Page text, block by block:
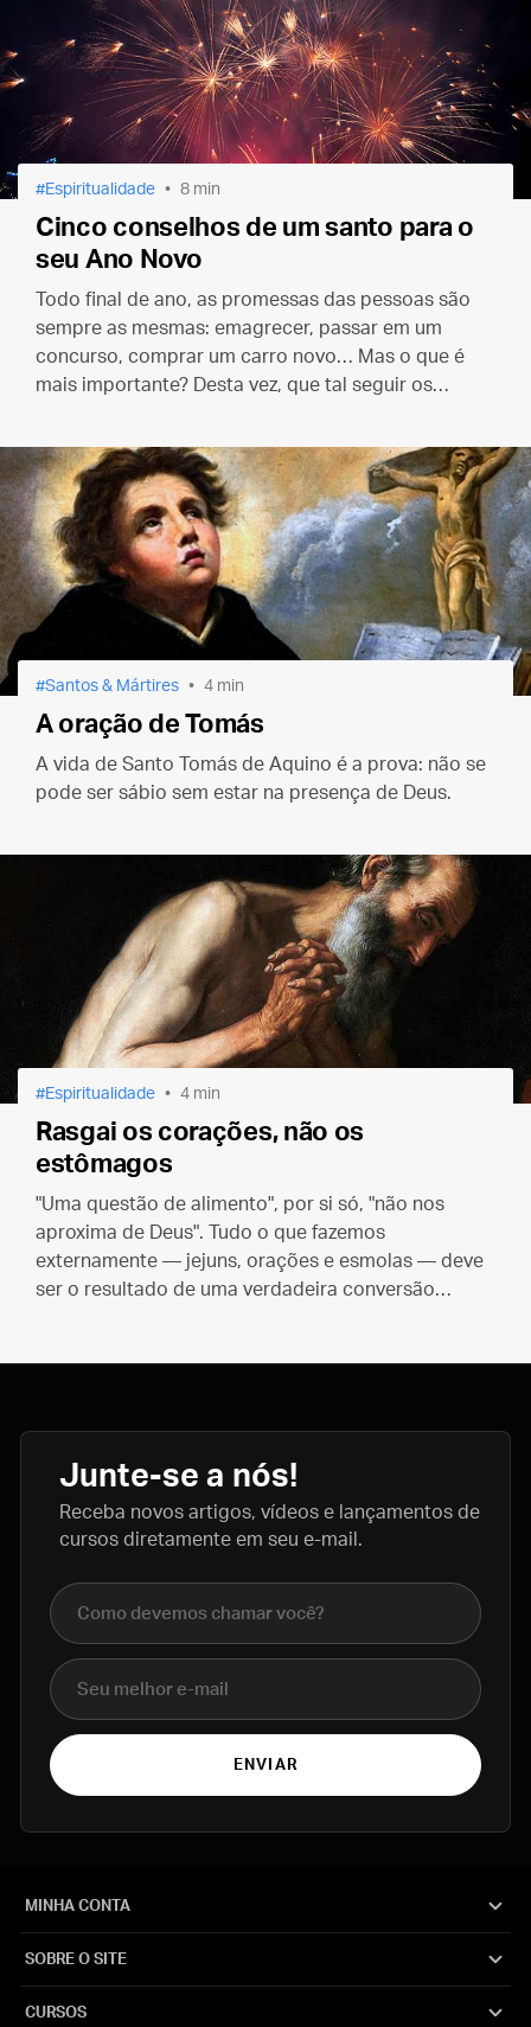
Espiritualidade 8 min
Cinco conselhos de um santo para o
seu Ano Novo
Todo final de ano, as promessas das pessoas são
sempre as mesmas: emagrecer, passar em um
concurso, comprar um carro novo… Mas o que é
mais importante? Desta vez, que tal seguir os
Santos & Mártires 4 min
A oração de Tomás
A vida de Santo Tomás de Aquino é a prova: não se
pode ser sábio sem estar na presença de Deus.
Espiritualidade 4 min
Rasgai os corações, não os
estômagos
"Uma questão de alimento", por si só, "não nos
aproxima de Deus". Tudo o que fazemos
externamente — jejuns, orações e esmolas — deve
ser o resultado de uma verdadeira conversão
Junte-se a nós!
Receba novos artigos, vídeos e lançamentos de
cursos diretamente em seu e-mail.
Nome completo
E-mail
ENVIAR
MINHA CONTA
SOBRE O SITE
CURSOS